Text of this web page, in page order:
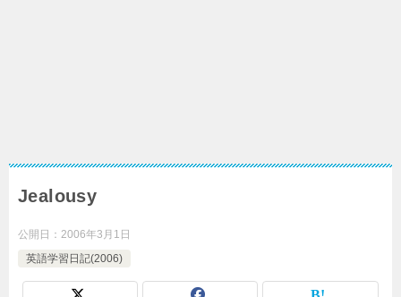
Jealousy
公開日： 2006年3月1日
英語学習日記(2006)